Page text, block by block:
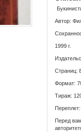
Автор:
1999 г.
Страниц:
Формат:
Тираж:
Перед